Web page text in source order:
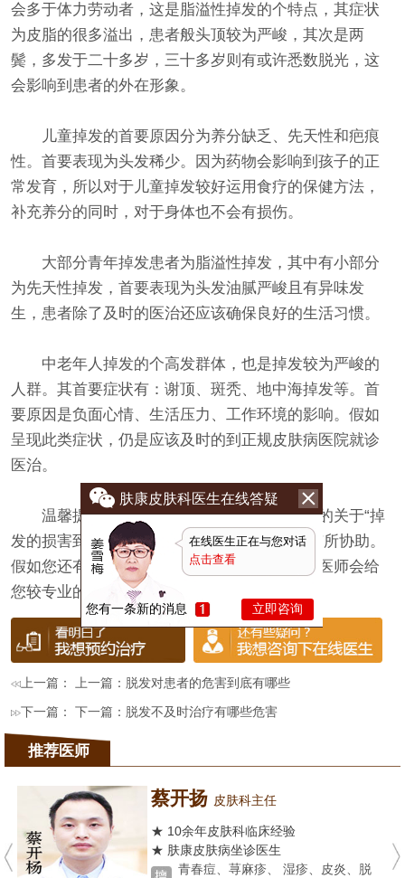
会多于体力劳动者，这是脂溢性掉发的个特点，其症状
为皮脂的很多溢出，患者般头顶较为严峻，其次是两
鬓，多发于二十多岁，三十多岁则有或许悉数脱光，这
会影响到患者的外在形象。
儿童掉发的首要原因分为养分缺乏、先天性和疤痕
性。首要表现为头发稀少。因为药物会影响到孩子的正
常发育，所以对于儿童掉发较好运用食疗的保健方法，
补充养分的同时，对于身体也不会有损伤。
大部分青年掉发患者为脂溢性掉发，其中有小部分
为先天性掉发，首要表现为头发油腻严峻且有异味发
生，患者除了及时的医治还应该确保良好的生活习惯。
中老年人掉发的个高发群体，也是掉发较为严峻的
人群。其首要症状有：谢顶、斑秃、地中海掉发等。首
要原因是负面心情、生活压力、工作环境的影响。假如
呈现此类症状，仍是应该及时的到正规皮肤病医院就诊
医治。
温馨提示：以上就是长春肤康为我们介绍的关于“掉
发的损害到底有哪些”的相关内容，希望对您有所协助。
假如您还有其他问题，能够挂咱们的医师号，医师会给
您较专业的解答。
上一篇： 上一篇： 脱发对患者的危害到底有哪些
下一篇： 下一篇： 脱发不及时治疗有哪些危害
推荐医师
蔡开扬 皮肤科主任
★ 10余年皮肤科临床经验
★ 肤康皮肤病坐诊医生
青春痘、荨麻疹、 湿疹、皮炎、脱
肤康皮肤科医生在线答疑
在线医生正在与您对话
点击查看
您有一条新的消息 立即咨询